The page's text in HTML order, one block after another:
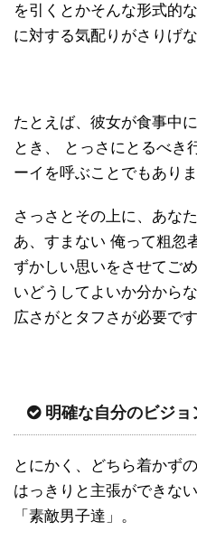
を引くとかそんな形式的
に対する気配りがさりげ
たとえば、彼女が食事中
とき、 とっさにとるべき
ーイを呼ぶことでもありま
さっさとその上に、あな
あ、すまない 俺って粗忽
ずかしい思いをさせてご
いどうしてよいか分から
広さがとタフさが必要です
明確な自分のビジョ
とにかく、どちら着かず
はっきりと主張ができな
「素敵男子達」。